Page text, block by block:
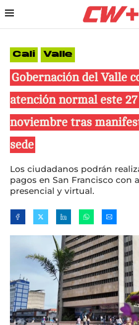
Cali Valle
Gobernación del Valle
atención normal este
noviembre tras
sede
Los ciudadanos podrán
pagos en San Francisco con
presencial y virtual.